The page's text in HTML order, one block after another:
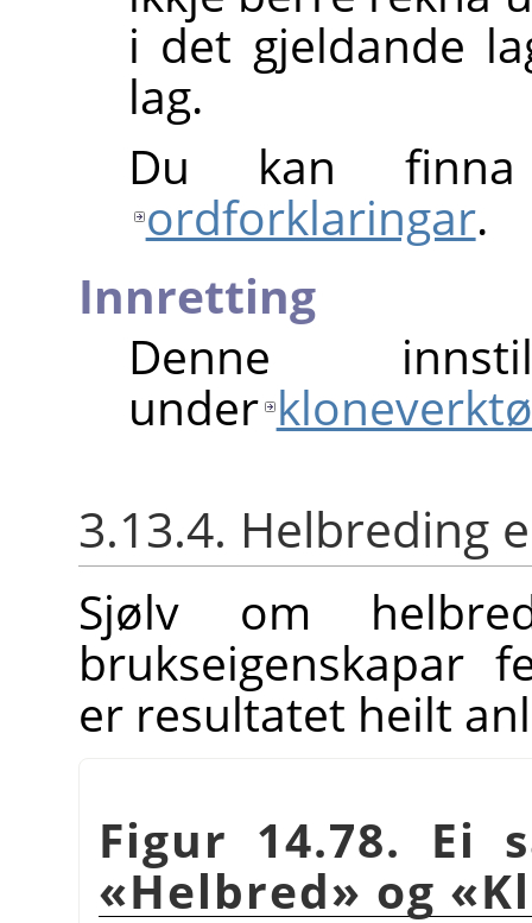
i det gjeldande
lag.
Du kan
ordforklaringar.
Innretting
Denne
under
3.13.4. Helbreding
Sjølv om
brukseigenskapar
er resultatet heilt
Figur 14.78. Ei
«Helbred» og